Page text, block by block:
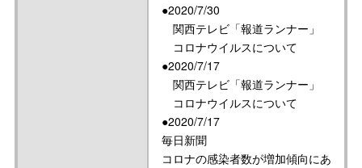
●2020/7/30
関西テレビ「報道ランナー」
コロナウイルスについて
●2020/7/17
関西テレビ「報道ランナー」
コロナウイルスについて
●2020/7/17
毎日新聞
コロナの感染者数が増加傾向にあ